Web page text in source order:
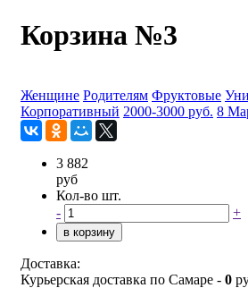
Корзина №3
Женщине Родителям Фруктовые
Корпоративный 2000-3000 руб. 8
3 882
руб
Кол-во шт.
-
+
в корзину
Доставка:
Курьерская доставка по Самаре - 0